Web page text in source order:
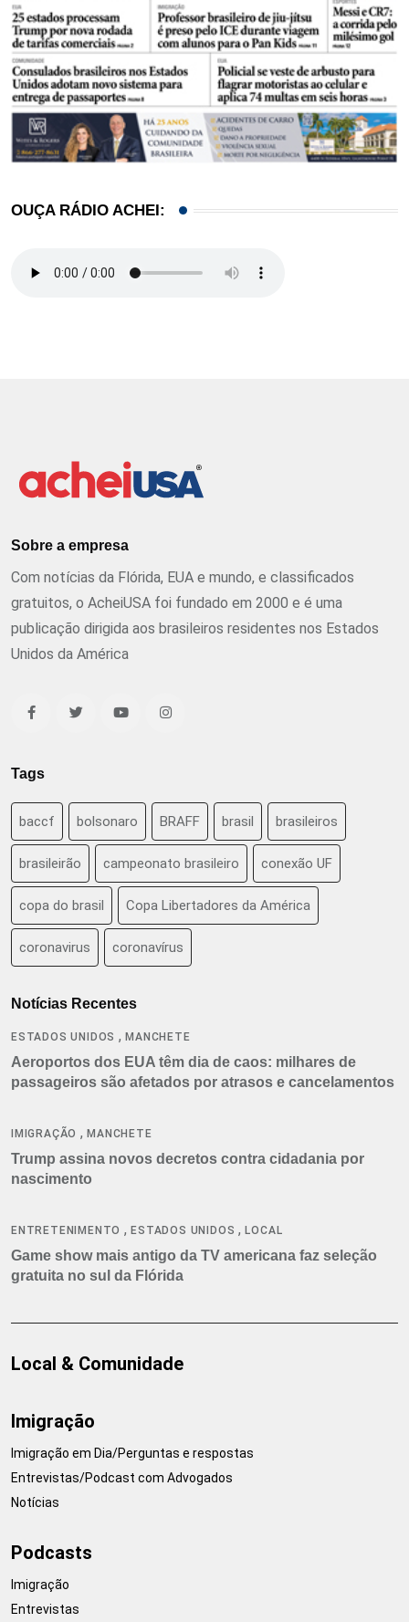
OUÇA RÁDIO ACHEI:
Sobre a empresa
Com notícias da Flórida, EUA e mundo, e classificados
gratuitos, o AcheiUSA foi fundado em 2000 e é uma
publicação dirigida aos brasileiros residentes nos Estados
Unidos da América
Tags
baccf bolsonaro BRAFF brasil brasileiros
brasileirão campeonato brasileiro conexão UF
copa do brasil Copa Libertadores da América
coronavirus coronavírus
Notícias Recentes
ESTADOS UNIDOS ,MANCHETE
Aeroportos dos EUA têm dia de caos: milhares de
passageiros são afetados por atrasos e cancelamentos
IMIGRAÇÃO ,MANCHETE
Trump assina novos decretos contra cidadania por
nascimento
ENTRETENIMENTO ,ESTADOS UNIDOS ,LOCAL
Game show mais antigo da TV americana faz seleção
gratuita no sul da Flórida
Local & Comunidade
Imigração
Imigração em Dia/Perguntas e respostas
Entrevistas/Podcast com Advogados
Notícias
Podcasts
Imigração
Entrevistas